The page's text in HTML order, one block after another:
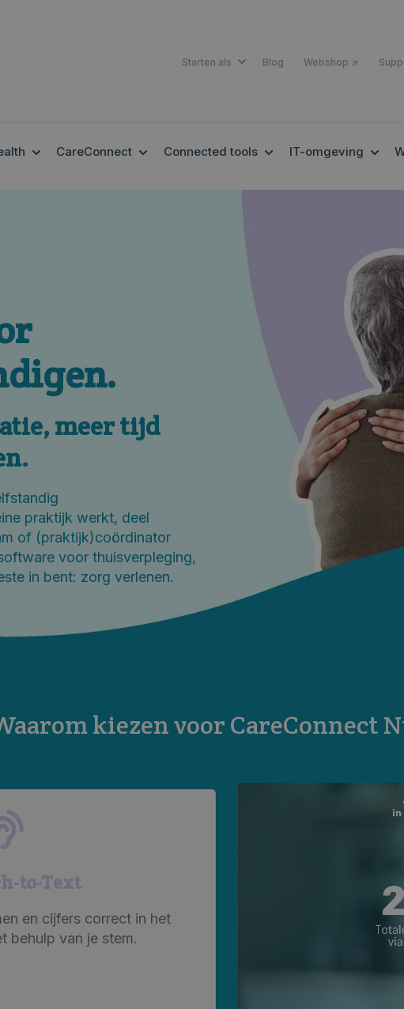
Starten als SHOW SUBMENU FOR STARTEN
Blog Webshop ↗
SHOW SUBMENU FOR EHEALTH
CareConnect SHOW SUBMENU FOR CARECONNECT
Connected tools SHOW SUBMENU FOR
IT-omgeving
meer tijd
praktijk werkt, deel
of (praktijk)coördinator
voor thuisverpleging,
in bent: zorg verlenen.
kiezen voor CareConnect
to-Text
en cijfers correct in het
behulp van je stem.